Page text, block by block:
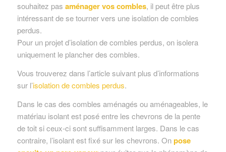
souhaitez pas aménager vos combles, il peut être plus
intéressant de se tourner vers une isolation de combles
perdus.
Pour un projet d’isolation de combles perdus, on isolera
uniquement le plancher des combles.
Vous trouverez dans l’article suivant plus d’informations
sur l’isolation de combles perdus.
Dans le cas des combles aménagés ou aménageables, le
matériau isolant est posé entre les chevrons de la pente
de toit si ceux-ci sont suffisamment larges. Dans le cas
contraire, l’isolant est fixé sur les chevrons. Onpose